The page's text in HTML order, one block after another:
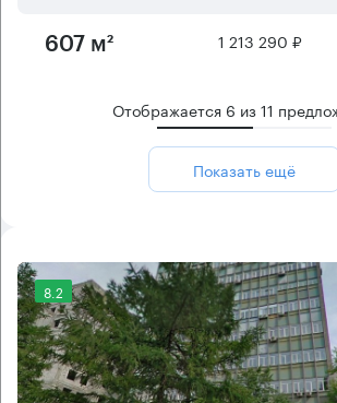
607 м² 1 213 290 ₽
Отображается 6 из11
Показать ещё
8.2